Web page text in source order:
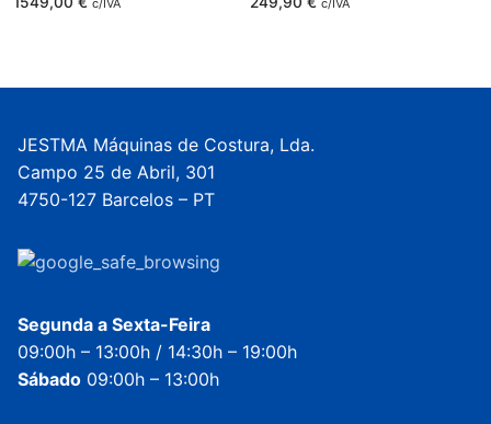
c/IVA c/IVA
JESTMA Máquinas de Costura, Lda.
Campo 25 de Abril, 301
4750-127 Barcelos – PT
Segunda a Sexta-Feira
09:00h – 13:00h / 14:30h – 19:00h
Sábado 09:00h – 13:00h